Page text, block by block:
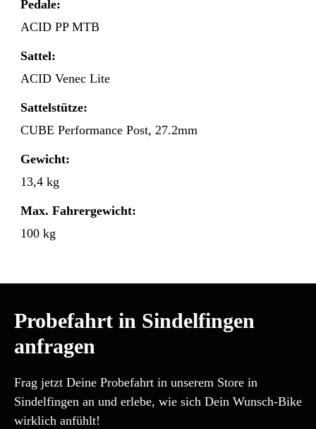
Pedale:
ACID PP MTB
Sattel:
ACID Venec Lite
Sattelstütze:
CUBE Performance Post, 27.2mm
Gewicht:
13,4 kg
Max. Fahrergewicht:
100 kg
Probefahrt in Sindelfingen
anfragen
Frag jetzt Deine Probefahrt in unserem Store in
Sindelfingen an und erlebe, wie sich Dein Wunsch-Bike
wirklich anfühlt!